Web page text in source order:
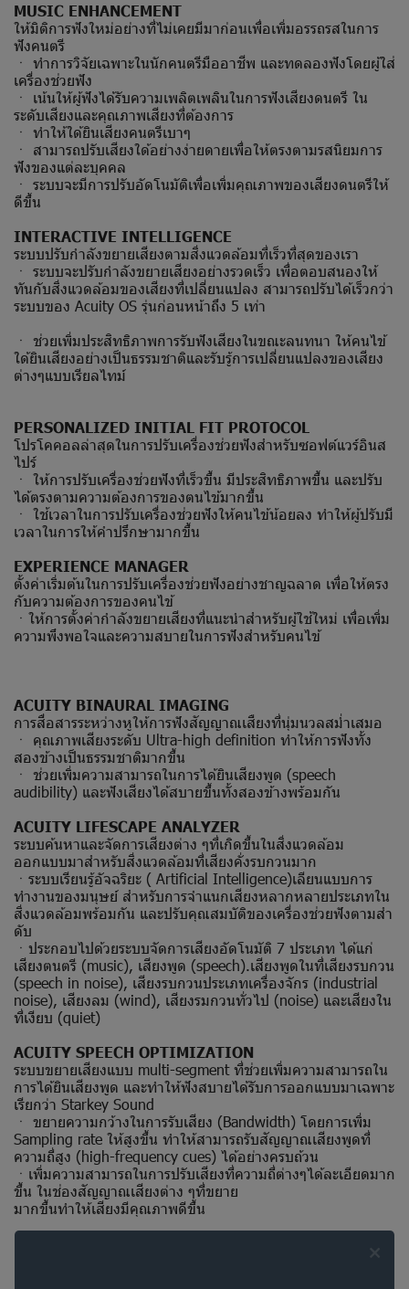
MUSIC ENHANCEMENT
ให้มิติการฟังใหม่อย่างที่ไม่เคยมีมาก่อนเพื่อเพิ่มอรรถรสในการ
ฟังคนตรี
ㆍ ทำการวิจัยเฉพาะในนักคนตรีมืออาชีพ และทดลองฟังโดยผู้ใส่
เครื่องช่วยฟัง
ㆍ เน้นให้ผู้ฟังได้รับความเพลิตเพลินในการฟังเสียงดนตรี ใน
ระดับเสียงและคุณภาพเสียงที่ต้องการ
ㆍ ทำให้ใด้ยินเสียงคนตรีเบาๆ
ㆍ สามารถปรับเสียงใด้อย่างง่ายดายเพื่อให้ตรงตามรสนิยมการ
ฟังของแต่ละบุคคล
ㆍ ระบบจะมีการปรับอัดโนมัติเพื่อเพิ่มคุณภาพของเสียงดนตรีให้
ดีขึ้น
INTERACTIVE INTELLIGENCE
ระบบปรับกำลังขยายเสียงตามสิ่งแวดล้อมที่เร็วที่สุดของเรา
ㆍ ระบบจะปรับกำลังขยายเสียงอย่างรวดเร็ว เพื่อตอบสนองให้
ทันกับสิ่งแวดล้อมของเสียงที่เปลี่ยนแปลง สามารถปรับได้เร็วกว่า
ระบบของ Acuity OS รุ่นก่อนหน้าถึง 5 เท่า
ㆍ ช่วยเพิ่มประสิทธิภาพการรับฟังเสียงในขณะลนทนา ให้คนไข้
ใด้ยินเสียงอย่างเป็นธรรมชาติและรับรู้การเปลี่ยนแปลงของเสียง
ต่างๆแบบเรียลไทม์
PERSONALIZED INITIAL FIT PROTOCOL
โปรโคคอลล่าสุดในการปรับเครื่องช่วยฟังสำหรับซอฟต์แวร์อินส
ไปร์
ㆍ ให้การปรับเครื่องช่วยฟังที่เร็วขึ้น มีประสิทธิภาพขึ้น และปรับ
ได้ตรงตามความต้องการของตนไข้มากขึ้น
ㆍ ใช้เวลาในการปรับเครื่องช่วยฟังให้คนไข้น้อยลง ทำให้ผู้ปรับมี
เวลาในการให้คำปรึกษามากขึ้น
EXPERIENCE MANAGER
ตั้งค่าเริ่มต้นในการปรับเครื่องช่วยฟังอย่างชาญฉลาด เพื่อให้ตรง
กับความต้องการของคนไข้
ㆍให้การตั้งค่ากำลังขยายเสียงที่แนะนำสำหรับผู้ใช้ใหม่ เพื่อเพิ่ม
ความพึงพอใจและความสบายในการฟังสำหรับคนไข้
ACUITY BINAURAL IMAGING
การสื่อสารระหว่างหูให้การฟังสัญญาณเสืยงที่นุ่มนวลสม่ำเสมอ
ㆍ คุณภาพเสียงระดับ Ultra-high definition ทำให้การฟังทั้ง
สองข้างเป็นธรรมชาติมากขึ้น
ㆍ ช่วยเพิ่มความสามารถในการได้ยินเสียงพูด (speech
audibility) และฟังเสียงได้สบายขึ้นทั้งสองข้างพร้อมกัน
ACUITY LIFESCAPE ANALYZER
ระบบค้นหาและจัดการเสียงต่าง ๆที่เกิดขึ้นในสิ่งแวดล้อม
ออกแบบมาสำหรับสิ่งแวดล้อมที่เสียงคั่งรบกวนมาก
ㆍระบบเรียนรู้อัจฉริยะ ( Artificial Intelligence)เลียนแบบการ
ทำงานของมนุษย์ สำหรับการจำแนกเสียงหลากหลายประเภทใน
สิ่งแวดล้อมพร้อมกัน และปรับคุณสมบัติของเครื่องช่วยฟังตามสำ
ดับ
ㆍประกอบไปด้วยระบบจัดการเสียงอัดโนมัติ 7 ประเภท ได้แก่
เสียงตนตรี (music), เสียงพูด (speech).เสียงพูดในที่เสียงรบกวน
(speech in noise), เสียงรบกวนประเภทเครื่องจักร (industrial
noise), เสียงลม (wind), เสียงรมกวนทั่วไป (noise) และเสียงใน
ที่เงียบ (quiet)
ACUITY SPEECH OPTIMIZATION
ระบบขยายเสียงแบบ multi-segment ที่ช่วยเพิ่มความสามารถใน
การได้ยินเสียงพูด และทำให้ฟังสบายได้รับการออกแบบมาเฉพาะ
เรียกว่า Starkey Sound
ㆍ ขยายความกว้างในการรับเสียง (Bandwidth) โดยการเพิ่ม
Sampling rate ให้สูงขึ้น ทำให้สามารถรับสัญญาณเสียงพูดที่
ความถี่สูง (high-frequency cues) ได้อย่างครบถ้วน
ㆍเพิ่มความสามารถในการปรับเสียงที่ความถี่ต่างๆได้ละเอียดมาก
ขึ้น ในช่องสัญญาณเสียงต่าง ๆที่ขยาย
มากขึ้นทำให้เสียงมีคุณภาพดีขึ้น